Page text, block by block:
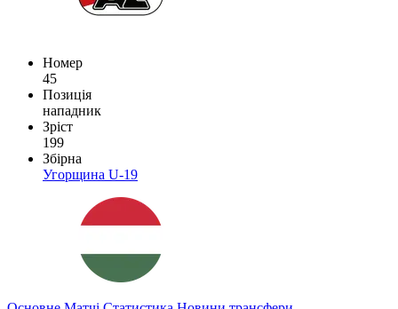
Номер
45
Позиція
нападник
Зріст
199
Збірна
Угорщина U-19